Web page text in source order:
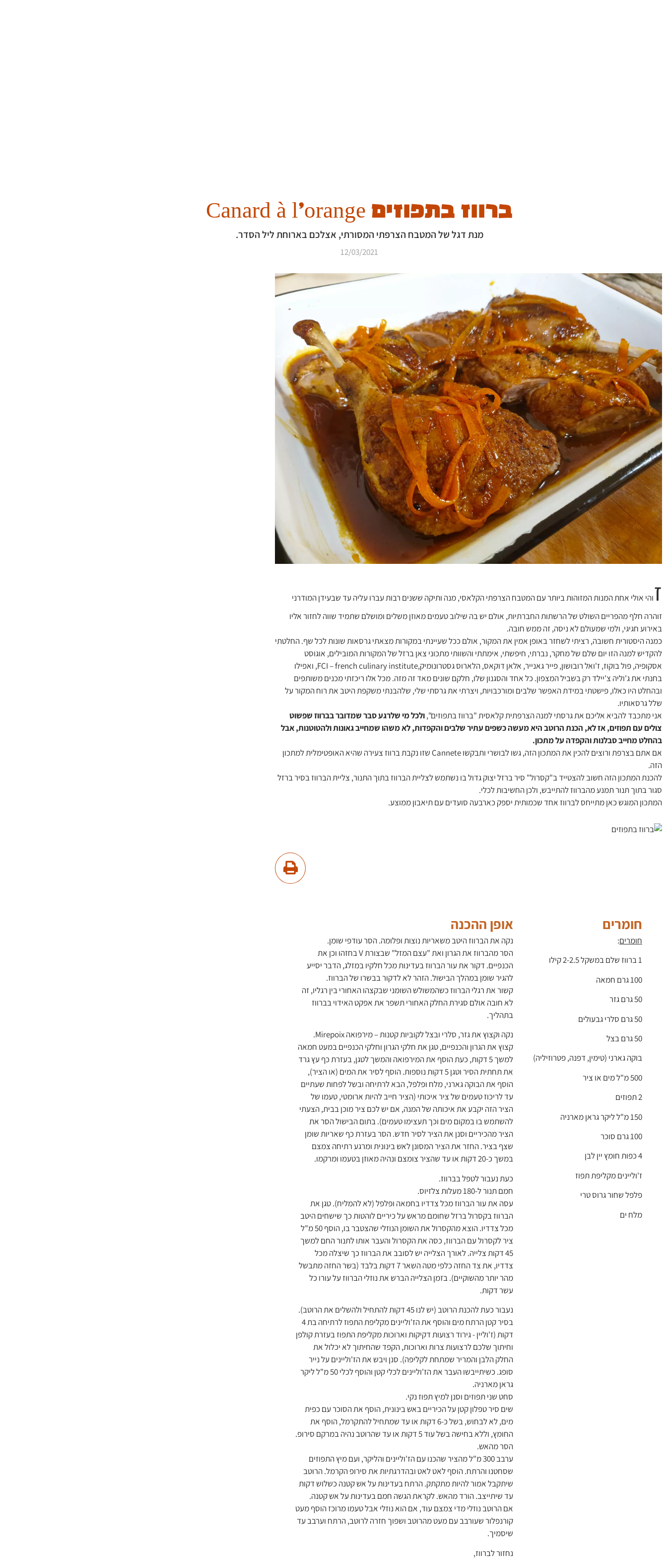
ברווז בתפוזים Canard à l'orange
מנת דגל של המטבח הצרפתי המסורתי, אצלכם בארוחת ליל הסדר.
12/03/2021
זוהי אולי אחת המנות המזוהות ביותר עם המטבח הצרפתי הקלאסי, מנה ותיקה ששנים רבות עברו עליה עד שבעידן המודרני
זוהרה חלף מהפריים השולט של הרשתות החברתיות, אולם יש בה שילוב טעמים מאוזן משלים ומושלם שתמיד שווה לחזור אליו
באירוע חגיגי, ולמי שמעולם לא ניסה, זה ממש חובה.
כמנה היסטורית חשובה, רציתי לשחזר באופן אמין את המקור, אולם ככל שעיינתי במקורות מצאתי גרסאות שונות לכל שף. החלטתי
להקדיש למנה הזו יום שלם של מחקר, נברתי, חיפשתי, אימתתי והשוותי מתכוני צאן ברזל של המקורות המובילים, אוגוסט
אסקופיה, פול בוקוז, ז'ואל רובושון, פייר גאנייר, אלאן דוקאס, הלארוס גסטרונומיק,FCI – french culinary institute, ואפילו
בחנתי את ג'וליה צ'יילד רק בשביל המצפון. כל אחד והסגנון שלו, חלקם שונים מאד זה מזה. מכל אלו ריכזתי מכנים משותפים
ובהחלט היו כאלו, פישטתי במידת האפשר שלבים ומורכבויות, ויצרתי את גרסתי שלי, שלהבנתי משקפת היטב את רוח המקור על
שלל גרסאותיו.
אני מתכבד להביא אליכם את גרסתי למנה הצרפתית קלאסית "ברווז בתפוזים",ולכל מי שלרגע סבר שמדובר בברווז שפשוט
צולים עם תפוזים, אז לא, הכנת הרוטב היא מעשה כשפים עתיר שלבים והקפדות, לא משהו שמחייב גאונות ולהטוטנות, אבל
בהחלט מחייב סבלנות והקפדה על מתכון.
אם אתם בצרפת ורוצים להכין את המתכון הזה, גשו לבושרי ותבקשו Cannete שזו נקבת ברווז צעירה שהיא האופטימלית למתכון
הזה.
להכנת המתכון הזה חשוב להצטייד ב"קסרול" סיר ברזל יצוק גדול בו נשתמש לצליית הברווז בתוך התנור, צליית הברווז בסיר ברזל
סגור בתוך תנור תמנע מהברווז להתייבש, ולכן החשיבות לכלי.
המתכון המוגש כאן מתייחס לברווז אחד שכמותית יספק כארבעה סועדים עם תיאבון ממוצע.
חומרים
חומרים:
1 ברווז שלם במשקל 2-2.5 קילו
100 גרם חמאה
50 גרם גזר
50 גרם סלרי גבעולים
50 גרם בצל
בוקה גארני (טימין, דפנה, פטרוזיליה)
500 מ"ל מים או ציר
2 תפוזים
150 מ"ל ליקר גראן מארניה
100 גרם סוכר
4 כפות חומץ יין לבן
ז'וליינים מקליפת תפוז
פלפל שחור גרוס טרי
מלח ים
אופן ההכנה
נקה את הברווז היטב משאריות נוצות ופלומה. הסר עודפי שומן.
הסר מהברווז את הגרון ואת "עצם המזל" שבצורת V בחזהו וכן את
הכנפיים. דקור את עור הברווז בעדינות מכל חלקיו במזלג, הדבר יסייע
להגיר שומן במהלך הבישול. הזהר לא לדקור בבשרו של הברווז.
קשור את רגלי הברווז כשהמשולש השומני שבקצהו האחורי בין רגליו, זה
לא חובה אולם סגירת החלק האחורי תשפר את אפקט האידוי בברווז
בתהליך.
נקה וקצוץ את גזר, סלרי ובצל לקוביות קטנות – מירפואה Mirepoix.
קצוץ את הגרון והכנפיים, טגן את חלקי הגרון וחלקי הכנפיים במעט חמאה
למשך 5 דקות, כעת הוסף את המירפואה והמשך לטגן, בעזרת כף עץ גרד
את תחתית הסיר וטגן 5 דקות נוספות. הוסף לסיר את המים (או הציר),
הוסף את הבוקה גארני, מלח ופלפל, הבא לרתיחה ובשל לפחות שעתיים
עד לריכוז טעמים של ציר איכותי (הציר חייב להיות ארומטי, טעמו של
הציר הזה יקבע את איכותה של המנה, אם יש לכם ציר מוכן בבית, הצעתי
להשתמש בו במקום מים וכך תעצימו טעמים). בתום הבישול הסר את
הציר מהכיריים וסנן את הציר לסיר חדש. הסר בעזרת כף שאריות שומן
שצף בציר. החזר את הציר המסונן לאש בינונית ומרגע רתיחה צמצם
במשך כ-20 דקות או עד שהציר צומצם ונהיה מאוזן בטעמו ומרקמו.
כעת נעבור לטפל בברווז.
חמם תנור ל-180 מעלות צלזיוס.
עסה את עור הברווז מכל צדדיו בחמאה ופלפל (לא להמליח). טגן את
הברווז בקסרול ברזל שחומם מראש על כיריים לוהטות כך שישחים היטב
מכל צדדיו. הוצא מהקסרול את השומן הנוזלי שהצטבר בו, הוסף 50 מ"ל
ציר לקסרול עם הברווז, כסה את הקסרול והעבר אותו לתנור החם למשך
45 דקות צלייה. לאורך הצלייה יש לסובב את הברווז כך שיצלה מכל
צדדיו, את צד החזה כלפי מטה השאר 7 דקות בלבד (בשר החזה מתבשל
מהר יותר מהשוקיים). בזמן הצלייה הברש את נוזלי הברווז על עורו כל
עשר דקות.
נעבור כעת להכנת הרוטב (יש לנו 45 דקות להתחיל ולהשלים את הרוטב).
בסיר קטן הרתח מים והוסף את הז'וליינים מקליפת התפוז לרתיחה בת 4
דקות (ז'וליין - גירוד רצועות דקיקות וארוכות מקליפת התפוז בעזרת קולפן
וחיתוך שלכם לרצועות צרות וארוכות, הקפד שהחיתוך לא יכלול את
החלק הלבן והמריר שמתחת לקליפה). סנן ויבש את הז'וליינים על נייר
סופג. כשיתייבשו העבר את הז'וליינים לכלי קטן והוסף לכלי 50 מ"ל ליקר
גראן מארניה.
סחט שני תפוזים וסנן למיץ תפוז נקי.
שים סיר טפלון קטן על הכיריים באש בינונית, הוסף את הסוכר עם כפית
מים, לא לבחוש, בשל כ-6 דקות או עד שמתחיל להתקרמל, הוסף את
החומץ, וללא בחישה בשל עוד 5 דקות או עד שהרוטב נהיה במרקם סירופ.
הסר מהאש.
ערבב 300 מ"ל מהציר שהכנו עם הז'וליינים והליקר, ועם מיץ התפוזים
שסחטנו והרתח. הוסף לאט לאט ובהדרגתיות את סירופ הקרמל. הרוטב
שיתקבל אמור להיות מתקתק. הרתח בעדינות על אש קטנה כשלוש דקות
עד שיתייצב. הורד מהאש. לקראת הגשה חמם בעדינות על אש קטנה.
אם הרוטב נוזלי מדי צמצם עוד, אם הוא נוזלי אבל טעמו מרוכז הוסף מעט
קורנפלור שעורבב עם מעט מהרוטב ושפוך חזרה לרוטב, הרתח וערבב עד
שיסמיך.
נחזור לברווז,